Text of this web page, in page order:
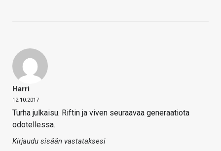
Harri
12.10.2017
Turha julkaisu. Riftin ja viven seuraavaa generaatiota
odotellessa.
Kirjaudu sisään vastataksesi